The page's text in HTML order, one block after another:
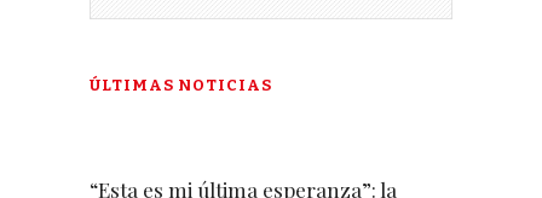
ÚLTIMAS NOTICIAS
“Esta es mi última esperanza”: la